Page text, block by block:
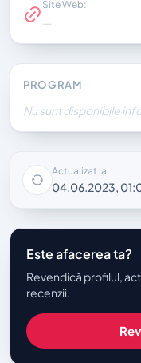
Site Web:
—
PROGRAM
Nu sunt disponibile
Actualizat la
04.06.2023,
Este afacerea ta?
Revendică profilul,
recenzii.